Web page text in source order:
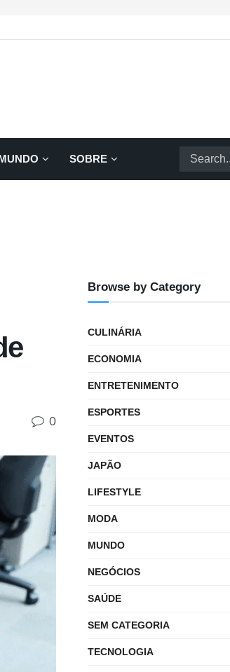
SOBRE
0
Browse by Category
CULINÁRIA
ECONOMIA
ENTRETENIMENTO
ESPORTES
EVENTOS
JAPÃO
LIFESTYLE
MODA
MUNDO
NEGÓCIOS
SAÚDE
SEM CATEGORIA
TECNOLOGIA